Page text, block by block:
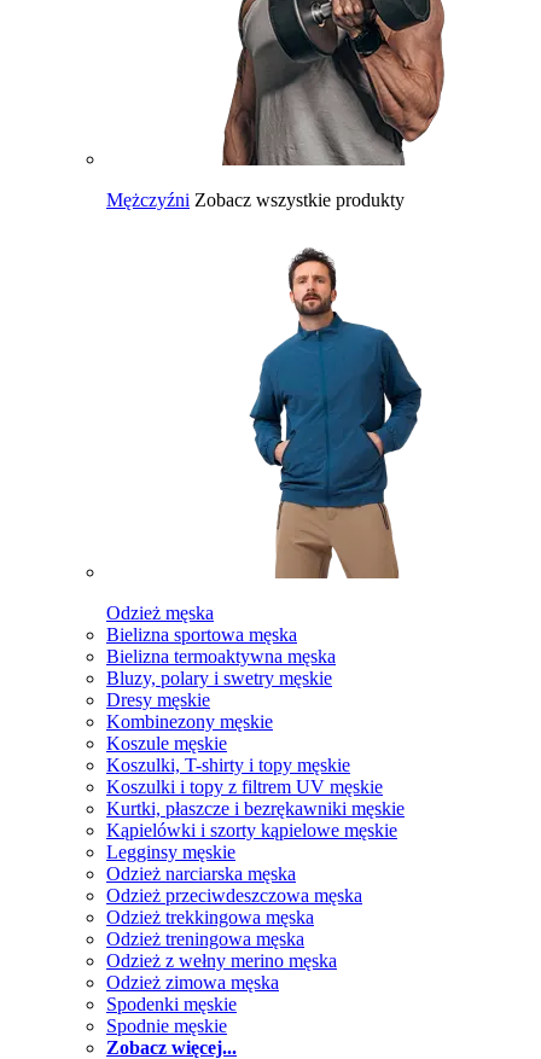
Mężczyźni Zobacz wszystkie produkty
Odzież męska
Bielizna sportowa męska
Bielizna termoaktywna męska
Bluzy, polary i swetry męskie
Dresy męskie
Kombinezony męskie
Koszule męskie
Koszulki, T-shirty i topy męskie
Koszulki i topy z filtrem UV męskie
Kurtki, płaszcze i bezrękawniki męskie
Kąpielówki i szorty kąpielowe męskie
Legginsy męskie
Odzież narciarska męska
Odzież przeciwdeszczowa męska
Odzież trekkingowa męska
Odzież treningowa męska
Odzież z wełny merino męska
Odzież zimowa męska
Spodenki męskie
Spodnie męskie
Zobacz więcej...